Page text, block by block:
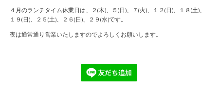
４月のランチタイム休業日は、２(木)、５(日)、７(火)、１２(日)、１８(土)、
１９(日)、２５(土)、２６(日)、２９(水)です。
夜は通常通り営業いたしますのでよろしくお願いします。